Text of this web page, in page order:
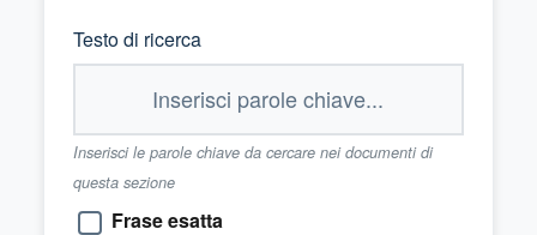
Testo di ricerca
Inserisci le parole chiave da cercare nei documenti di
questa sezione
Frase esatta